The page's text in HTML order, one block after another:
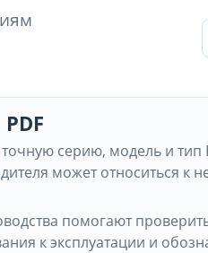
серию, модель и тип
может относиться к
помогают
к эксплуатации и